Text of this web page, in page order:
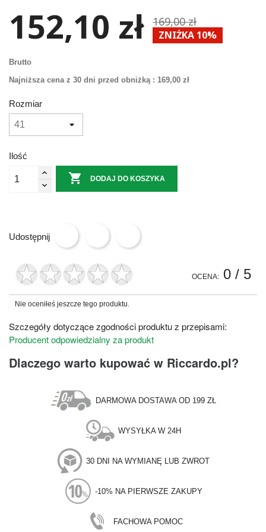
152,10 zł 169,00 zł
ZNIŻKA 10%
Brutto
Najniższa cena z 30 dni przed obniżką : 169,00 zł
Rozmiar
Ilość
 DODAJ DO KOSZYKA
Udostępnij
OCENA: 0 / 5
Nie oceniłeś jeszcze tego produktu.
Szczegóły dotyczące zgodności produktu z przepisami:
Producent odpowiedzialny za produkt
Dlaczego warto kupować w Riccardo.pl?
DARMOWA DOSTAWA OD 199 ZŁ
WYSYŁKA W 24H
30 DNI NA WYMIANĘ LUB ZWROT
-10% NA PIERWSZE ZAKUPY
FACHOWA POMOC